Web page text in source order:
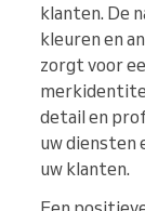
klanten. De
kleuren en
zorgt voor
detail en
uw diensten
uw klanten.